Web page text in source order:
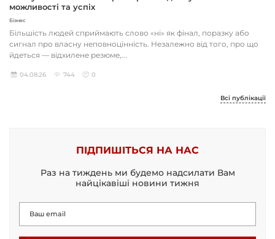
можливості та успіх
Бізнес
Більшість людей сприймають слово «ні» як фінал, поразку або
сигнал про власну неповноцінність. Незалежно від того, про що
йдеться — відхилене резюме,...
04.08.26 744 0
Всі публікації
ПІДПИШІТЬСЯ НА НАС
Раз на тиждень ми будемо надсилати Вам
найцікавіші новини тижня